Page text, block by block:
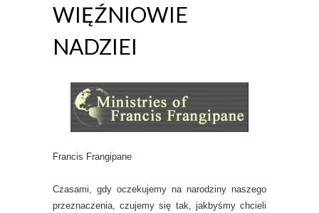
WIĘŹNIOWIE
NADZIEI
Francis Frangipane
Czasami, gdy oczekujemy na narodziny naszego
przeznaczenia, czujemy się tak, jakbyśmy chcieli